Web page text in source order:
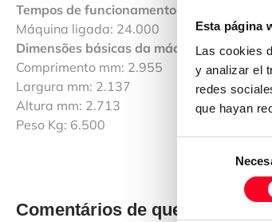
Esta página
Las cookies
y analizar el
redes
que hayan
consentimiento
Tempos de funcionamento da máquina
Máquina ligada: 24.000
Dimensões básicas da máquina/Peso
Comprimento mm: 2.955
Largura mm: 2.137
Altura mm: 2.713
Peso Kg: 6.500
Comentários de quem comprou